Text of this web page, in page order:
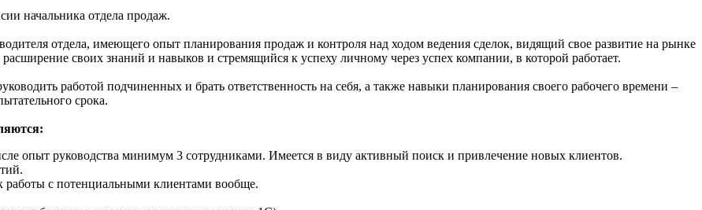
начальника отдела продаж.
отдела, имеющего опыт планирования продаж и контроля над ходом ведения сделок, видящий свое развитие на рынке
своих знаний и навыков и стремящийся к успеху личному через успех компании, в которой работает.
работой подчиненных и брать ответственность на себя, а также навыки планирования своего рабочего времени –
срока.
опыт руководства минимум 3 сотрудниками. Имеется в виду активный поиск и привлечение новых клиентов.
работы с потенциальными клиентами вообще.